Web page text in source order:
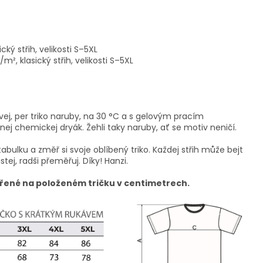
střih, velikosti S–5XL
klasický střih, velikosti S–5XL
per triko naruby, na 30 °C a s gelovým pracím
chemickej dryák. Žehli taky naruby, ať se motiv neničí.
a změř si svoje oblíbený triko. Každej střih může bejt
radši přeměřuj. Díky! Hanzi.
na položeném tričku v centimetrech.